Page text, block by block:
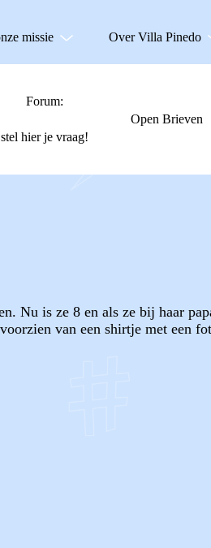
missie Over Villa Pinedo
Forum:
stel hier je vraag!
Open Brieven
Nu is ze 8 en als ze bij haar
van een shirtje met een